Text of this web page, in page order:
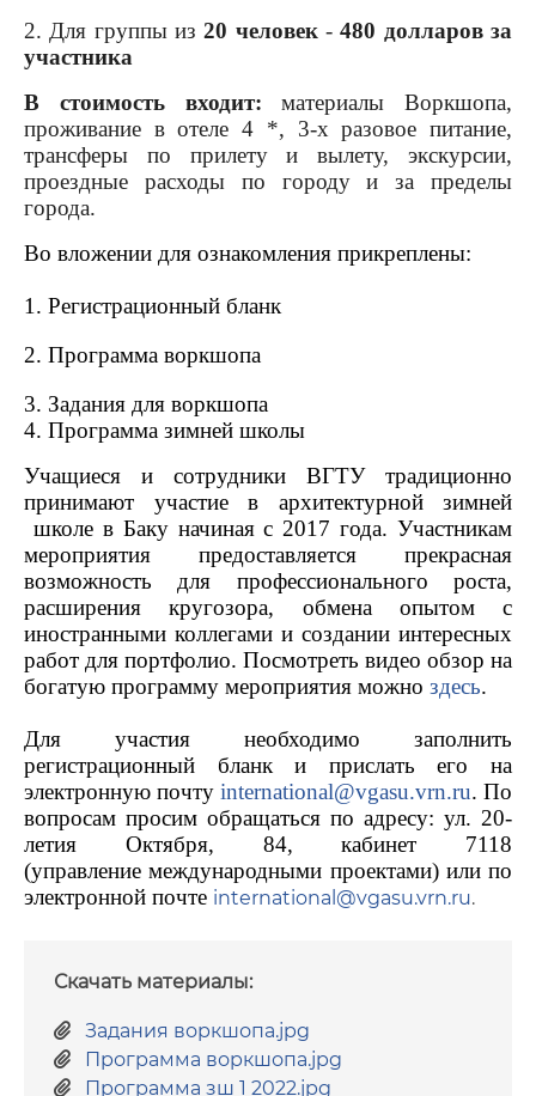
2. Для группы из20 человек-480 долларов за
участника
В стоимость входит:материалы Воркшопа,
проживание в отеле 4 *, 3-х разовое питание,
трансферы по прилету и вылету, экскурсии,
проездные расходы по городу и за пределы
города.
Во вложении для ознакомления прикреплены:
1. Регистрационный бланк
2. Программа воркшопа
3. Задания для воркшопа
4. Программа зимней школы
Учащиеся и сотрудники ВГТУ традиционно
принимают участие в архитектурной зимней
школе в Баку начиная с 2017 года. Участникам
мероприятия предоставляется прекрасная
возможность для профессионального роста,
расширения кругозора, обмена опытом с
иностранными коллегами и создании интересных
работ для портфолио. Посмотреть видео обзор на
богатую программу мероприятия можно здесь.
Для участия необходимо заполнить
регистрационный бланк и прислать его на
электронную почту international@vgasu.vrn.ru. По
вопросам просим обращаться по адресу: ул. 20-
летия Октября, 84, кабинет 7118
(управление международными проектами) или по
электронной почте international@vgasu.vrn.ru.
Скачать материалы:
Задания воркшопа.jpg
Программа воркшопа.jpg
Программа зш 1 2022.jpg